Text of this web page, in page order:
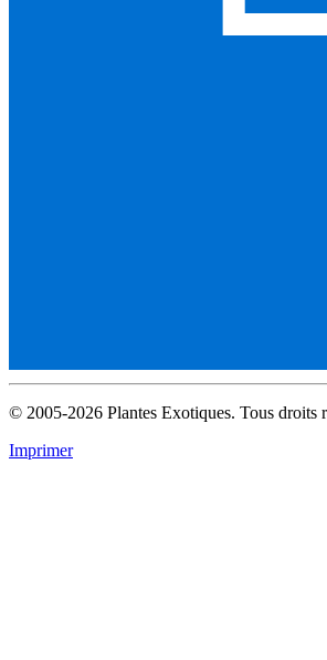
© 2005-2026 Plantes Exotiques. Tous droits
Imprimer